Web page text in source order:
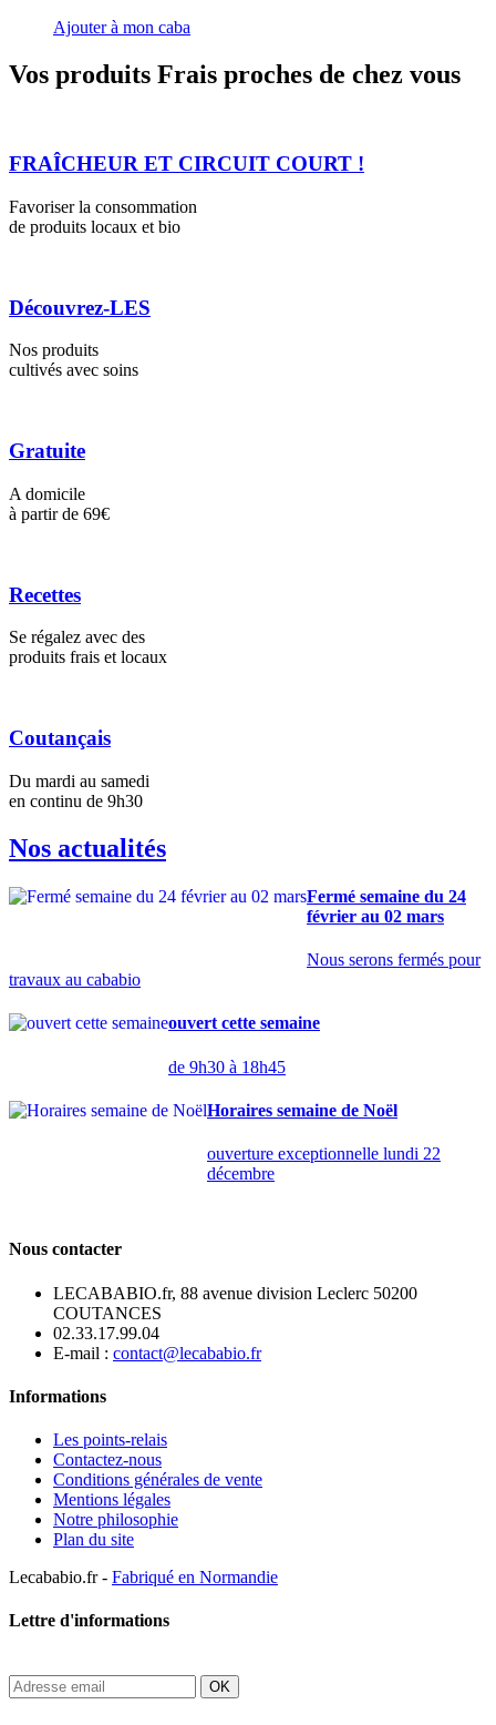
Ajouter à mon caba
Vos produits Frais proches de chez vous
FRAÎCHEUR ET CIRCUIT COURT !
Favoriser la consommation
de produits locaux et bio
Découvrez-LES
Nos produits
cultivés avec soins
Gratuite
A domicile
à partir de 69€
Recettes
Se régalez avec des
produits frais et locaux
Coutançais
Du mardi au samedi
en continu de 9h30
Nos actualités
Fermé semaine du 24
février au 02 mars
Nous serons fermés pour
travaux au cababio
ouvert cette semaine
de 9h30 à 18h45
Horaires semaine de Noël
ouverture exceptionnelle lundi 22
décembre
Nous contacter
LECABABIO.fr, 88 avenue division Leclerc 50200
COUTANCES
02.33.17.99.04
E-mail : contact@lecababio.fr
Informations
Les points-relais
Contactez-nous
Conditions générales de vente
Mentions légales
Notre philosophie
Plan du site
Lecababio.fr - Fabriqué en Normandie
Lettre d'informations
OK